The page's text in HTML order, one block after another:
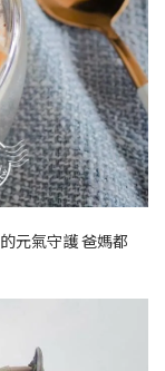
的元氣守護 爸媽都